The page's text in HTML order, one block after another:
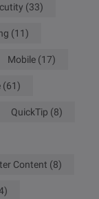
(33)
(11)
Mobile (17)
(61)
QuickTip (8)
Content (8)